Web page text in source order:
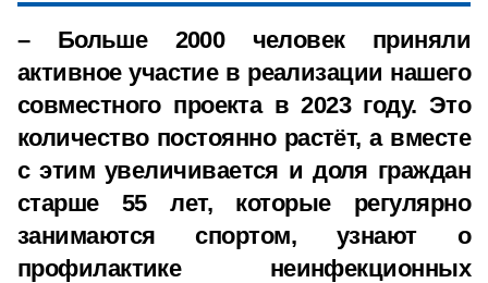
– Больше 2000 человек приняли
активное участие в реализации нашего
совместного проекта в 2023 году. Это
количество постоянно растёт, а вместе
с этим увеличивается и доля граждан
старше 55 лет, которые регулярно
занимаются спортом, узнают о
профилактике неинфекционных